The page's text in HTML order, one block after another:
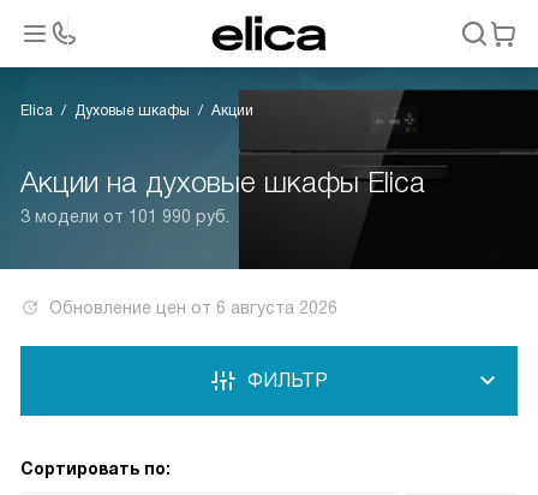
Elica Духовые шкафы Акции
Акции на духовые шкафы Elica
3 модели от 101 990 руб.
Обновление цен от 6 августа 2026
ФИЛЬТР
Сортировать по: